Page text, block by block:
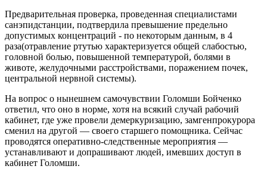
Предварительная проверка, проведенная специалистами
санэпидстанции, подтвердила превышение предельно
допустимых концентраций - по некоторым данным, в 4
раза(отравление ртутью характеризуется общей слабостью,
головной болью, повышенной температурой, болями в
животе, желудочными расстройствами, поражением почек,
центральной нервной системы).
На вопрос о нынешнем самочувствии Голомши Бойченко
ответил, что оно в норме, хотя на всякий случай рабочий
кабинет, где уже провели демеркуризацию, замгенпрокурора
сменил на другой — своего старшего помощника. Сейчас
проводятся оперативно-следственные мероприятия —
устанавливают и допрашивают людей, имевших доступ в
кабинет Голомши.